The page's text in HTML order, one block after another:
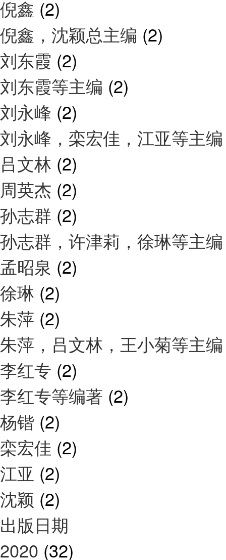
倪鑫 (2)
倪鑫，沈颖总主编 (2)
刘东霞 (2)
刘东霞等主编 (2)
刘永峰 (2)
刘永峰，栾宏佳，江亚等主
吕文林 (2)
周英杰 (2)
孙志群 (2)
孙志群，许津莉，徐琳等主
孟昭泉 (2)
徐琳 (2)
朱萍 (2)
朱萍，吕文林，王小菊等主
李红专 (2)
李红专等编著 (2)
杨锴 (2)
栾宏佳 (2)
江亚 (2)
沈颖 (2)
出版日期
2020 (32)